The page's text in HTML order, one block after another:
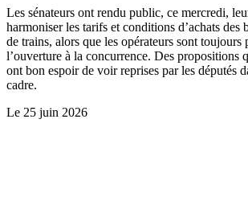
Les sénateurs ont rendu public, ce mercredi,
harmoniser les tarifs et conditions d’achats des
de trains, alors que les opérateurs sont toujours
l’ouverture à la concurrence. Des propositions
ont bon espoir de voir reprises par les députés
cadre.
Le 25 juin 2026